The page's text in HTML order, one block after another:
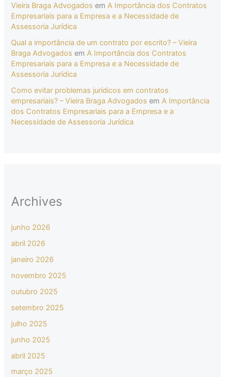
Vieira Braga Advogados emA Importância dos Contratos
Empresariais para a Empresa e a Necessidade de
Assessoria Jurídica
Qual a importância de um contrato por escrito? – Vieira
Braga Advogados emA Importância dos Contratos
Empresariais para a Empresa e a Necessidade de
Assessoria Jurídica
Como evitar problemas jurídicos em contratos
empresariais? – Vieira Braga Advogados emA Importância
dos Contratos Empresariais para a Empresa e a
Necessidade de Assessoria Jurídica
Archives
junho 2026
abril 2026
janeiro 2026
novembro 2025
outubro 2025
setembro 2025
julho 2025
junho 2025
abril 2025
março 2025